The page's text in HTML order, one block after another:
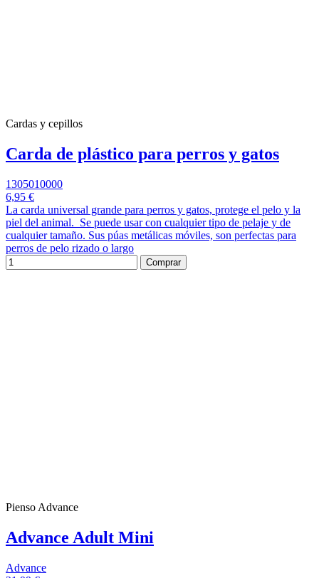
Cardas y cepillos
Carda de plástico para perros y gatos
1305010000
6,95 €
La carda universal grande para perros y gatos, protege el pelo y la
piel del animal. Se puede usar con cualquier tipo de pelaje y de
cualquier tamaño. Sus púas metálicas móviles, son perfectas para
perros de pelo rizado o largo
Comprar
Pienso Advance
Advance Adult Mini
Advance